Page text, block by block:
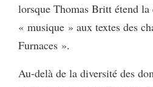
lorsque Thomas Britt étend
« musique » aux textes des
Furnaces ».
Au-delà de la diversité des